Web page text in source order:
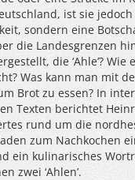
ist sie
sondern eine
die Landesgrenzen
die ‘Ahle’? Wie
Was kann man mit
Brot zu essen? In
Texten berichtet
rund um die
zum Nachkochen
ein kulinarisches
zwei ‘Ahlen’.